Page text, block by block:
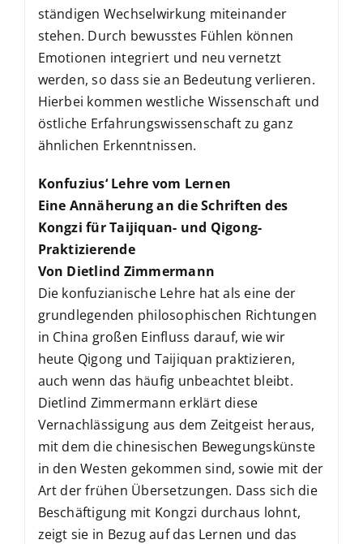
ständigen Wechselwirkung miteinander
stehen. Durch bewusstes Fühlen können
Emotionen integriert und neu vernetzt
werden, so dass sie an Bedeutung verlieren.
Hierbei kommen westliche Wissenschaft und
östliche Erfahrungswissenschaft zu ganz
ähnlichen Erkenntnissen.
Konfuzius‘ Lehre vom Lernen
Eine Annäherung an die Schriften des
Kongzi für Taijiquan- und Qigong-
Praktizierende
Von Dietlind Zimmermann
Die konfuzianische Lehre hat als eine der
grundlegenden philosophischen Richtungen
in China großen Einfluss darauf, wie wir
heute Qigong und Taijiquan praktizieren,
auch wenn das häufig unbeachtet bleibt.
Dietlind Zimmermann erklärt diese
Vernachlässigung aus dem Zeitgeist heraus,
mit dem die chinesischen Bewegungskünste
in den Westen gekommen sind, sowie mit der
Art der frühen Übersetzungen. Dass sich die
Beschäftigung mit Kongzi durchaus lohnt,
zeigt sie in Bezug auf das Lernen und das